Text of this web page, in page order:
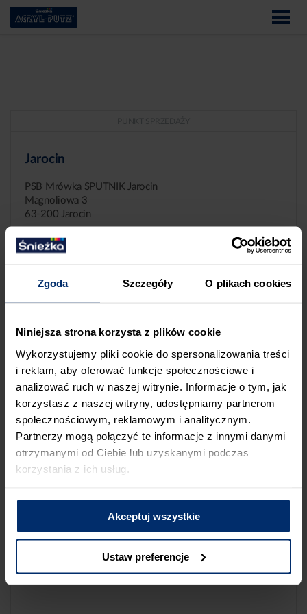
Zgoda Szczegóły O plikach cookies
Niniejsza strona korzysta z plików cookie
Wykorzystujemy pliki cookie do spersonalizowania treści
i reklam, aby oferować funkcje społecznościowe i
analizować ruch w naszej witrynie. Informacje o tym, jak
korzystasz z naszej witryny, udostępniamy partnerom
społecznościowym, reklamowym i analitycznym.
Partnerzy mogą połączyć te informacje z innymi danymi
otrzymanymi od Ciebie lub uzyskanymi podczas
korzystania z ich usług.
Akceptuj wszystkie
Ustaw preferencje
Jarocin
PSB Mrówka SPUTNIK Jarocin
Magnoliowa 3
63-200 Jarocin
Jeśli uważasz, że ten sklep nie powinien znaleźć się na liście
sklepów współpracujących z firmą Śnieżka lub zauważyłeś, że
dane które posiadamy są niepoprawne albo nieaktualne,
możesz zgłosić nam ten fakt przez poniższy formularz:
Powód zgłoszenia
Opis zgłoszenia